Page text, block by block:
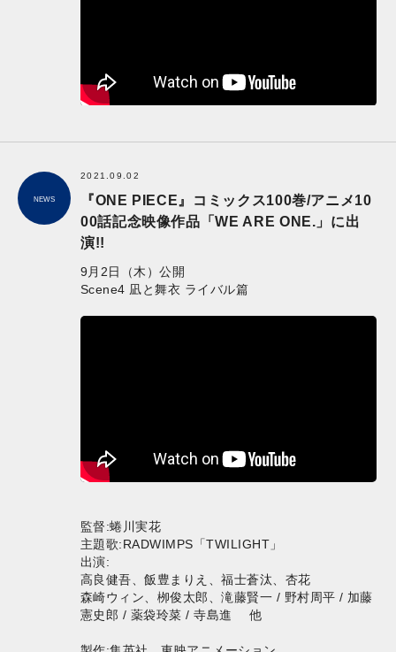
NEWS
2021.09.02
『ONE PIECE』コミックス100巻/アニメ10
00話記念映像作品「WE ARE ONE.」に出
演!!
9月2日（木）公開
Scene4 凪と舞衣 ライバル篇
監督:蜷川実花
主題歌:RADWIMPS「TWILIGHT」
出演:
⾼良健吾、飯豊まりえ、福⼠蒼汰、杏花
森崎ウィン、栁俊太郎、滝藤賢一 / 野村周平 / 加藤
憲史郎 / 薬袋玲菜 / 寺島進 他